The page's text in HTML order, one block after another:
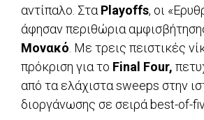
αντίπαλο. Στα Playoffs, οι
άφησαν περιθώρια
Μονακό . Με τρεις πειστικές
πρόκριση για το Final Four,
από τα ελάχιστα sweeps στην
διοργάνωσης σε σειρά best-of-